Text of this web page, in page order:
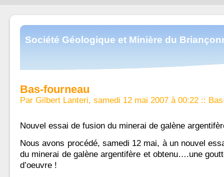
Société Géologique et Minière du
Bas-fourneau
Par Gilbert Lanteri, samedi 12 mai 2007 à 00:22 ::
Nouvel essai de fusion du minerai de galène
Nous avons procédé, samedi 12 mai, à un nouvel
du minerai de galène argentifère et obtenu….une
d’oeuvre !